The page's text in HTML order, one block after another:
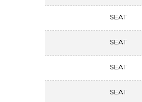
SEAT
SEAT
SEAT
SEAT